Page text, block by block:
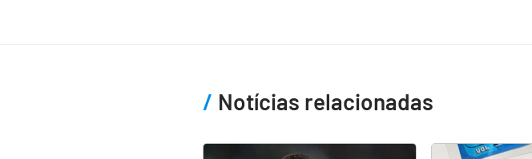
Notícias relacionadas